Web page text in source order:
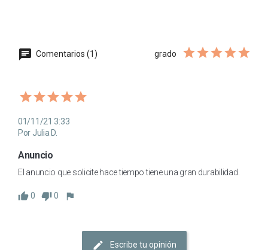
Comentarios (1) grado
01/11/21 3:33
Por Julia D.
Anuncio
El anuncio que solicite hace tiempo tiene una gran durabilidad.
0 0
Escribe tu opinión